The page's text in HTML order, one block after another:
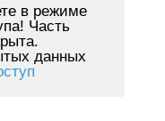
в режиме
Часть
данных